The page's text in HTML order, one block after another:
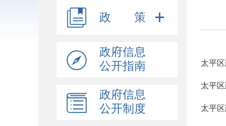
政 策
政府信息
公开指南
政府信息
公开制度
太平
太平
太平